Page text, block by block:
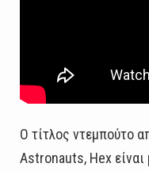
Ο τίτλος ντεμπούτο
Astronauts, Hex είναι